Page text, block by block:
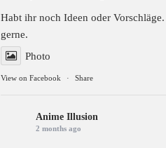
Habt ihr noch Ideen oder
gerne.
Photo
View on Facebook · Share
Anime Illusion
2 months ago